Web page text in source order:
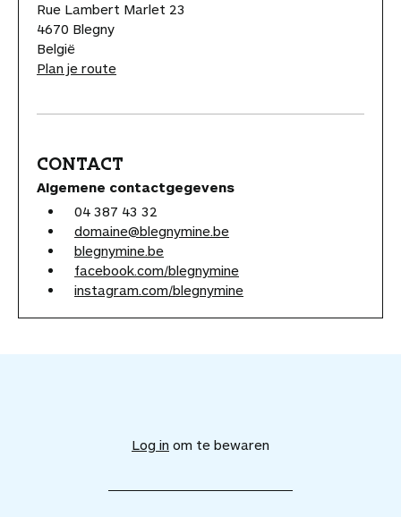
Rue Lambert Marlet 23
4670 Blegny
België
Plan je route
CONTACT
Algemene contactgegevens
04 387 43 32
domaine@blegnymine.be
blegnymine.be
facebook.com/blegnymine
instagram.com/blegnymine
g
i
Log in om te bewaren